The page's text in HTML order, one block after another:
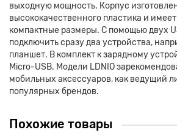
выходную мощность. Корпус
высококачественного пластика и
компактные размеры. С помощью двух
подключить сразу два устройства,
планшет. В комплект к зарядному
Micro-USB. Модели LDNIO
мобильных аксессуаров, как ведущий
популярных брендов.
Похожие товары